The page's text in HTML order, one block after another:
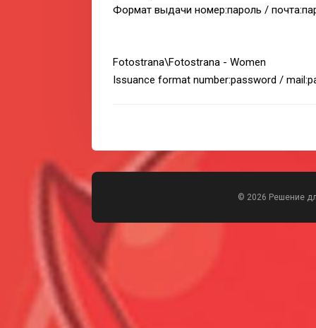
Формат выдачи номер:пароль /
Fotostrana\Fotostrana - Women
Issuance format number:password /
© 2026 Решение